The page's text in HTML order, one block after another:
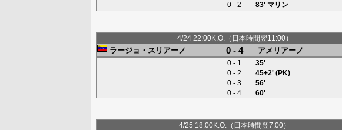
0 - 2 83' マリン
4/24 22:00K.O.（日本時間翌11:00）
ラージョ・スリアーノ 0 - 4 アメリアーノ
0 - 1
35'
0 - 2
45+2' (PK)
0 - 3
56'
0 - 4
60'
4/25 18:00K.O.（日本時間翌7:00）